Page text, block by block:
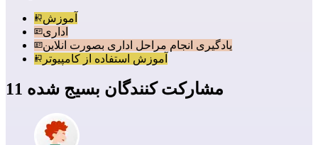
آموزش
اداری
یادگیری انجام مراحل اداری بصورت انلاین
آموزش استفاده از کامپیوتر
11 مشارکت کنندگان بسیج شده